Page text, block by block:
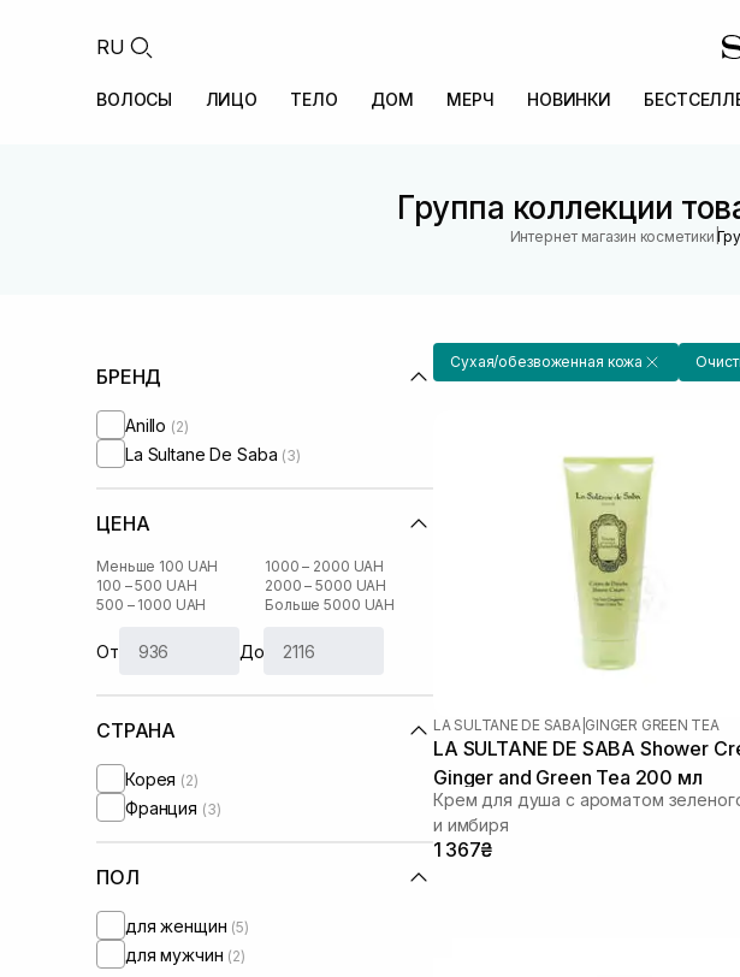
RU
ВОЛОСЫ ЛИЦО ТЕЛО ДОМ МЕРЧ НОВИНКИ
Группа коллекции
Интернет магазин косметики |
БРЕНД
Anillo (2)
La Sultane De Saba (3)
ЦЕНА
Меньше 100 UAH
100 – 500 UAH
500 – 1000 UAH
1000 – 2000 UAH
2000 – 5000 UAH
Больше 5000 UAH
От До
СТРАНА
Корея (2)
Франция (3)
ПОЛ
для женщин (5)
для мужчин (2)
Сухая/обезвоженная кожа
LA SULTANE DE SABA GINGER GREEN TEA
LA SULTANE DE SABA Shower
Ginger and Green Tea 200 мл
Крем для душа с ароматом
и имбиря
1 367₴